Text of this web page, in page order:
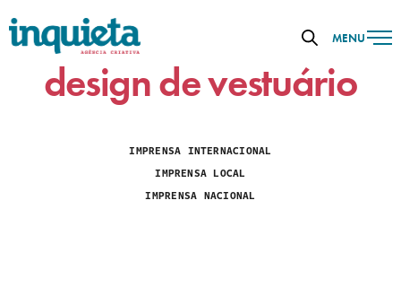
MENU
design de vestuário
IMPRENSA INTERNACIONAL
IMPRENSA LOCAL
IMPRENSA NACIONAL